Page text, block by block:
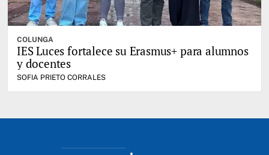
COLUNGA
IES Luces fortalece su Erasmus+ para alumnos
y docentes
SOFIA PRIETO CORRALES